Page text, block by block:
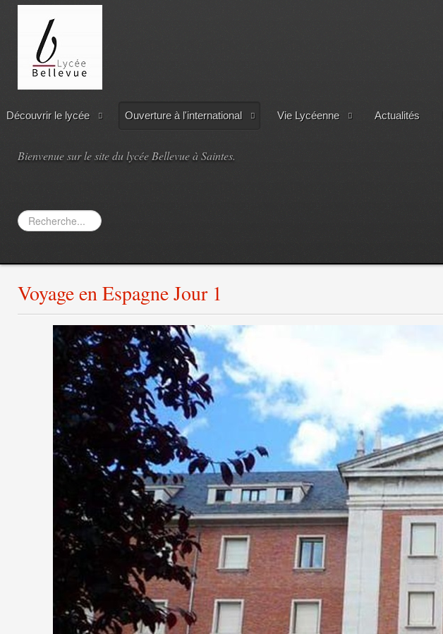
Découvrir le lycée Ouverture à l'international Vie Lycéenne Actualités
Bienvenue sur le site du lycée Bellevue à Saintes.
Rechercher
Voyage en Espagne Jour 1